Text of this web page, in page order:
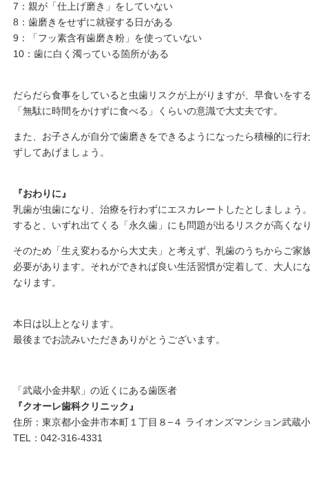
7：親が「仕上げ磨き」をしていない
8：歯磨きをせずに就寝する日がある
9：「フッ素含有歯磨き粉」を使っていない
10：歯に白く濁っている箇所がある
だらだら食事をしていると虫歯リスクが上がりますが、早食いをす
「無駄に時間をかけずに食べる」くらいの意識で大丈夫です。
また、お子さんが自分で歯磨きをできるようになったら積極的に行
ずしてあげましょう。
『おわりに』
乳歯が虫歯になり、治療を行わずにエスカレートしたとしましょう。
すると、いずれ出てくる「永久歯」にも問題が出るリスクが高くなり
そのため「生え変わるから大丈夫」と考えず、乳歯のうちからご家
必要があります。それができれば良い生活習慣が定着して、大人に
なります。
本日は以上となります。
最後までお読みいただきありがとうございます。
「武蔵小金井駅」の近くにある歯医者
『クオーレ歯科クリニック』
住所：東京都小金井市本町１丁目８−４ ライオンズマンション武蔵
TEL：042-316-4331